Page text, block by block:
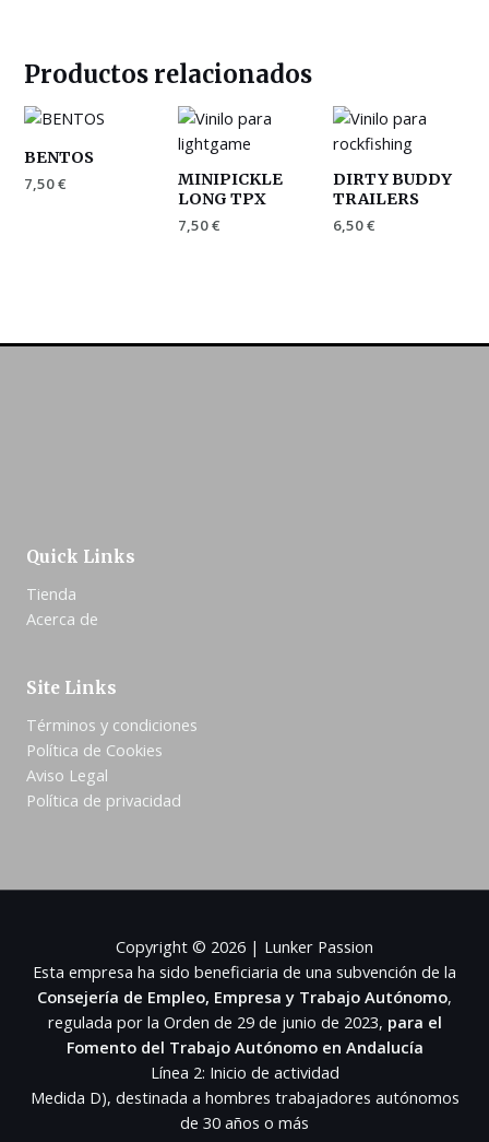
Productos relacionados
BENTOS
7,50€
MINIPICKLE
LONG TPX
7,50€
DIRTY BUDDY
TRAILERS
6,50€
Quick Links
Tienda
Acerca de
Site Links
Términos y condiciones
Política de Cookies
Aviso Legal
Política de privacidad
Copyright © 2026 | Lunker Passion
Esta empresa ha sido beneficiaria de una subvención de la
Consejería de Empleo, Empresa y Trabajo Autónomo,
regulada por la Orden de 29 de junio de 2023, para el
Fomento del Trabajo Autónomo en Andalucía
Línea 2: Inicio de actividad
Medida D), destinada a hombres trabajadores autónomos
de 30 años o más